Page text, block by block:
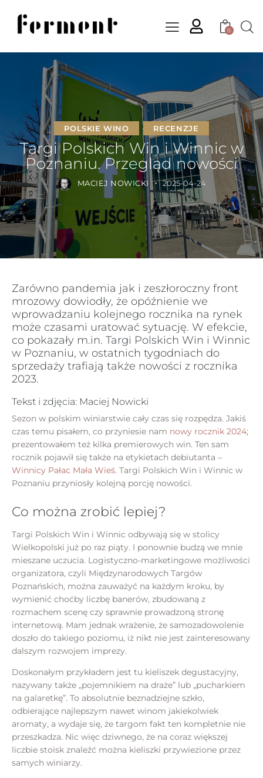
0
POLSKIE WINO RECENZJE
Targi Polskich Win i Winnic w
Poznaniu. Przegląd nowości
MACIEJ NOWICKI 2025-04-24
Zarówno pandemia jak i zeszłoroczny front
mrozowy dowiodły, że opóźnienie we
wprowadzaniu kolejnego rocznika na rynek
może czasami uratować sytuację. W efekcie,
co pokazały m.in. Targi Polskich Win i Winnic
w Poznaniu, w ostatnich tygodniach do
sprzedaży trafiają także nowości z rocznika
2023.
Tekst i zdjęcia: Maciej Nowicki
Sezon w polskim winiarstwie cały czas się rozpędza. Jakiś
czas temu pisałem, co przyniesie nam nowy rocznik 2024;
prezentowałem też kilka premierowych win. Ten sam
rocznik pojawił się także na etykietach debiutanta –
Winnicy Pałac Mała Wieś. Targi Polskich Win i Winnic w
Poznaniu przyniosły kolejną porcję nowości.
Co można zrobić lepiej?
Targi Polskich Win i Winnic odbywają się w stolicy
Wielkopolski już po raz piąty. I ponownie budzą we mnie
mieszane uczucia. Logistyczno-marketingowe możliwości
organizatora, czyli Międzynarodowych Targów
Poznańskich, można zauważyć na każdym kroku, by
wymienić choćby liczbę banerów, zbudowaną z
rozmachem scenę czy sprawnie prowadzoną stronę
internetową. Mam jednak wrażenie, że samozadowolenie
doszło do takiego poziomu, iż nikt nie jest zainteresowany
dalszym rozwojem imprezy.
Doskonałym przykładem jest tu kieliszek degustacyjny,
nazywany także „pojemnikiem na draże” lub „pucharkiem
na galaretkę”. To absolutnie beznadziejne szkło,
odbierające najlepszym nawet winom jakiekolwiek
aromaty, a wydaje się, że targom fakt ten kompletnie nie
przeszkadza. Nic więc dziwnego, że na coraz większej
liczbie stoisk znaleźć można kieliszki przywiezione przez
samych winiarzy.